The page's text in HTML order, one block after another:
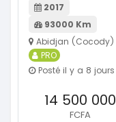
2017
93000 Km
Abidjan (Cocody)
PRO
Posté il y a 8 jours
14 500 000
FCFA